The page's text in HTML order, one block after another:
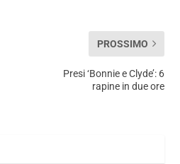
PROSSIMO
Presi ‘Bonnie e Clyde’: 6
rapine in due ore